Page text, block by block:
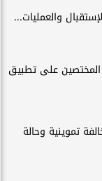
والعمليات...
على تطبيق
تضبط 32 مخالفة تموينية وحالة